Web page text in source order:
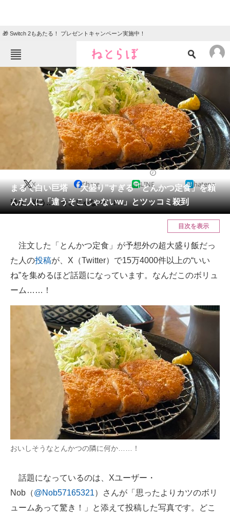
🎁 Switch 2もあたる！ プレゼントキャンペーン実施中！
ねとらぼメニュー
ニュース
クイズ
地域
教育・育児
リサーチ
会員記事
メディア
ITの今と未来を見通す
スマホと通信の最新トレンド
好きが集まる 比べて選べる
ビジネスと働き方のヒント
AI活用のいまが分かる
企業ITのトレンドを詳説
経営リーダーのコミュニティ
マーケ×ITの今がよく分かる
ITエンジニア向け専門サイト
企業向けIT製品の総合サイト
IT製品の技術・比較・事例
まるで白い巨塔 “大盛り”すぎる「とんかつ定食」を頼
んだ人に「違うそこじゃないw」とツッコミ殺到
X Share LINE hatena
違う、違う……そこじゃなーい！
目次を表示
注文した「とんかつ定食」が予想外の超大盛り飯だっ
た人の投稿が、X（Twitter）で15万4000件以上の“いい
ね”を集めるほど話題になっています。なんだこのボリュ
ーム……！
おいしそうなとんかつの隣に何か……！
話題になっているのは、Xユーザー・
Nob（@Nob57165321）さんが「思ったよりカツのボリ
ュームあって驚き！」と添えて投稿した写真です。どこ